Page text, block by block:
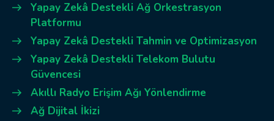
Yapay Zekâ Destekli Ağ Orkestrasyon
Platformu
Yapay Zekâ Destekli Tahmin ve Optimizasyon
Yapay Zekâ Destekli Telekom Bulutu
Güvencesi
Akıllı Radyo Erişim Ağı Yönlendirme
Ağ Dijital İkizi